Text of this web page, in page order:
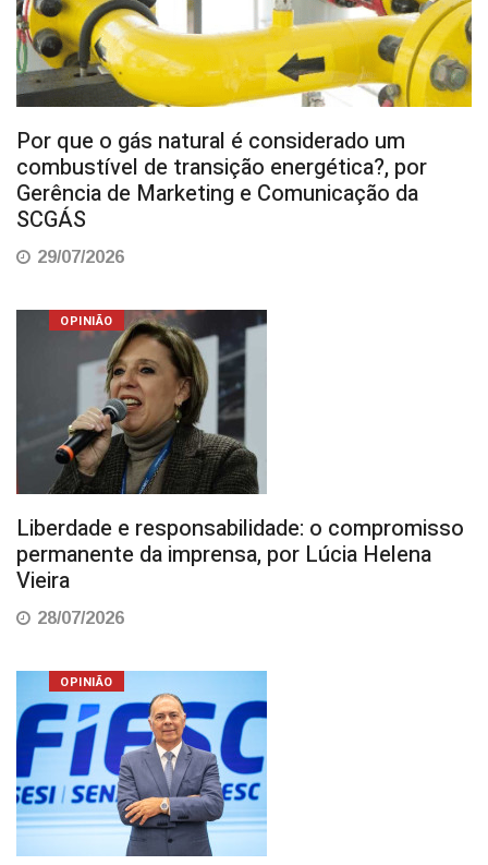
Por que o gás natural é considerado um
combustível de transição energética?, por
Gerência de Marketing e Comunicação da
SCGÁS
29/07/2026
OPINIÃO
Liberdade e responsabilidade: o compromisso
permanente da imprensa, por Lúcia Helena
Vieira
28/07/2026
OPINIÃO